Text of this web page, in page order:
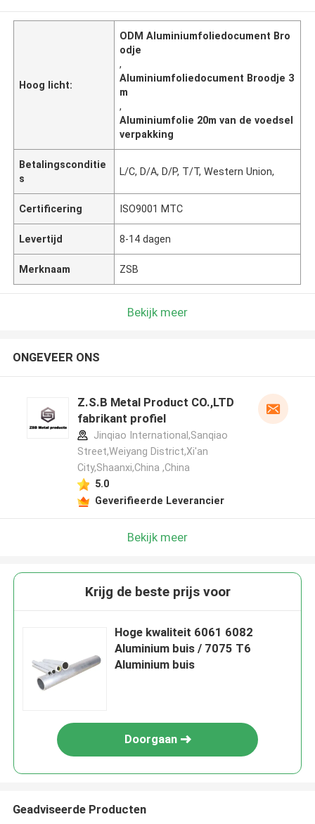
Hoog licht:
ODM Aluminiumfoliedocument Bro
odje
,
Aluminiumfoliedocument Broodje 3
m
,
Aluminiumfolie 20m van de voedsel
verpakking
Betalingsconditie
s
L/C, D/A, D/P, T/T, Western Union,
Certificering ISO9001 MTC
Levertijd 8-14 dagen
Merknaam ZSB
Bekijk meer
ONGEVEER ONS
Z.S.B Metal Product CO.,LTD
fabrikant profiel
Jinqiao International,Sanqiao
Street,Weiyang District,Xi'an
City,Shaanxi,China ,China
5.0
Geverifieerde Leverancier
Bekijk meer
Krijg de beste prijs voor
Hoge kwaliteit 6061 6082
Aluminium buis / 7075 T6
Aluminium buis
Doorgaan
Geadviseerde Producten